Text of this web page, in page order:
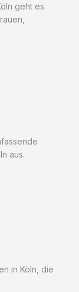
geht es
aus.
in Köln, die